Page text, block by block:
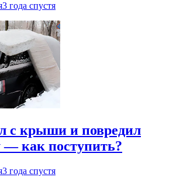
3 года спустя
с крыши и повредил
как поступить?
3 года спустя